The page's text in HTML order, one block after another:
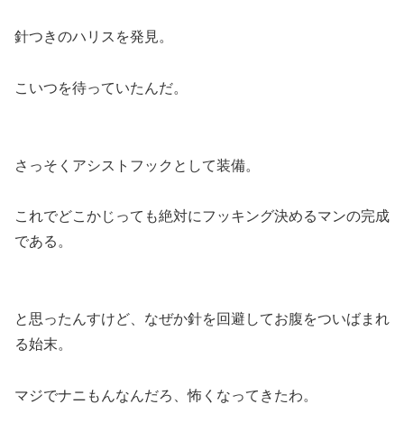
針つきのハリスを発見。
こいつを待っていたんだ。
さっそくアシストフックとして装備。
これでどこかじっても絶対にフッキング決めるマンの完成
である。
と思ったんすけど、なぜか針を回避してお腹をついばまれ
る始末。
マジでナニもんなんだろ、怖くなってきたわ。